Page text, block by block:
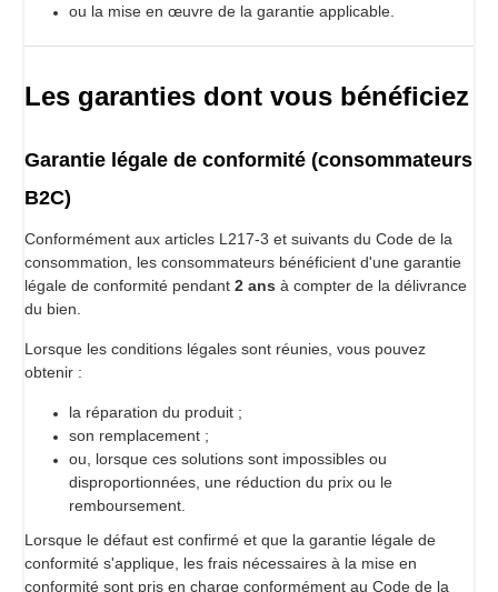
ou la mise en œuvre de la garantie applicable.
Les garanties dont vous bénéficiez
Garantie légale de conformité (consommateurs
B2C)
Conformément aux articles L217-3 et suivants du Code de la
consommation, les consommateurs bénéficient d'une garantie
légale de conformité pendant 2 ans à compter de la délivrance
du bien.
Lorsque les conditions légales sont réunies, vous pouvez
obtenir :
la réparation du produit ;
son remplacement ;
ou, lorsque ces solutions sont impossibles ou
disproportionnées, une réduction du prix ou le
remboursement.
Lorsque le défaut est confirmé et que la garantie légale de
conformité s'applique, les frais nécessaires à la mise en
conformité sont pris en charge conformément au Code de la